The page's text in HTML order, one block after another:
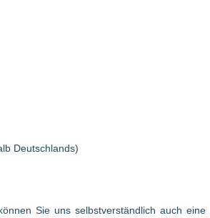
Deutschlands)
Sie uns selbstverständlich auch